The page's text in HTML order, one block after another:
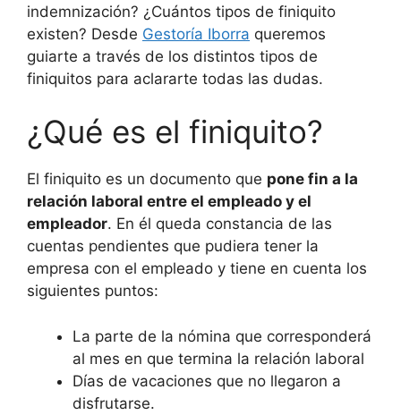
indemnización? ¿Cuántos tipos de finiquito
existen? Desde Gestoría Iborra queremos
guiarte a través de los distintos tipos de
finiquitos para aclararte todas las dudas.
¿Qué es el finiquito?
El finiquito es un documento que pone fin a la
relación laboral entre el empleado y el
empleador. En él queda constancia de las
cuentas pendientes que pudiera tener la
empresa con el empleado y tiene en cuenta los
siguientes puntos:
La parte de la nómina que corresponderá
al mes en que termina la relación laboral
Días de vacaciones que no llegaron a
disfrutarse.